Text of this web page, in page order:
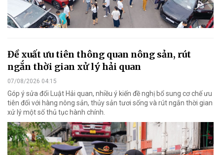
Đề xuất ưu tiên thông quan nông sản, rút
ngắn thời gian xử lý hải quan
07/08/2026 04:15
Góp ý sửa đổi Luật Hải quan, nhiều ý kiến đề nghị bổ sung cơ chế ưu
tiên đối với hàng nông sản, thủy sản tươi sống và rút ngắn thời gian
xử lý một số thủ tục hành chính.